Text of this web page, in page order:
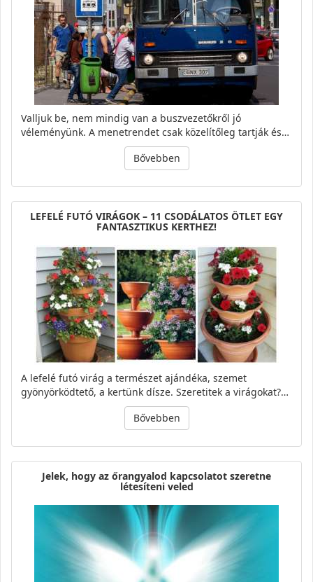
Valljuk be, nem mindig van a buszvezetőkről jó
véleményünk. A menetrendet csak közelítőleg tartják és…
Bővebben
LEFELÉ FUTÓ VIRÁGOK – 11 CSODÁLATOS ÖTLET EGY
FANTASZTIKUS KERTHEZ!
A lefelé futó virág a természet ajándéka, szemet
gyönyörködtető, a kertünk dísze. Szeretitek a virágokat?…
Bővebben
Jelek, hogy az őrangyalod kapcsolatot szeretne
létesíteni veled